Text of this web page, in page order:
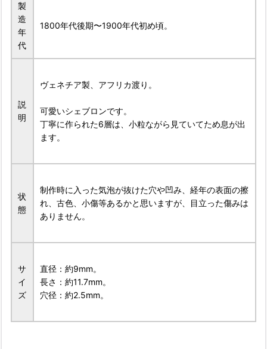
製
造
年
代
1800年代後期〜1900年代初め頃。
説
明
ヴェネチア製、アフリカ渡り。
可愛いシェブロンです。
丁寧に作られた6層は、小粒ながら見ていてため息が出
ます。
状
態
制作時に入った気泡が抜けた穴や凹み、経年の表面の擦
れ、古色、小傷等あるかと思いますが、目立った傷みは
ありません。
サ
イ
ズ
直径：約9mm。
長さ：約11.7mm。
穴径：約2.5mm。